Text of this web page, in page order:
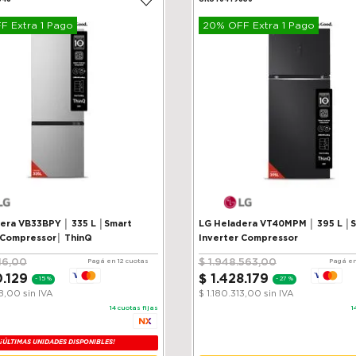
Extra 1 Pago
│ 335 L │Smart
ThinQ
,00
.129 - 15 %
sin IVA
Pagá en 12 cuotas
14 cuotas fijas
¡ÚLTIMAS UNIDADES DISPONIBLES!
20% OFF Extra 1 Pago
LG Heladera VT40MPM │ 395 L
Inverter Compressor
$ 1.948.563,00
$ 1 .428.179 - 27 %
$ 1.180.313,00 sin IVA
Pagá